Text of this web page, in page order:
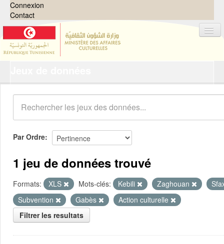
Connexion
Contact
Organisations
Groupes
Demandes 0
À propos
Par Ordre
1 jeu de données trouvé
Formats: XLS Mots-clés: Kebili Zaghouan
Subvention
Gabès
Action culturelle
Filtrer les resultats